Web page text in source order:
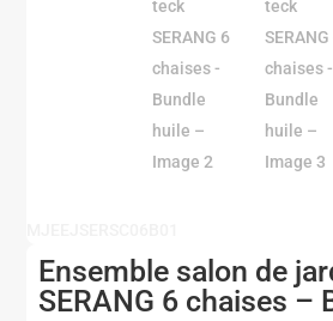
Ensemble salon de
SERANG 6 chaises –